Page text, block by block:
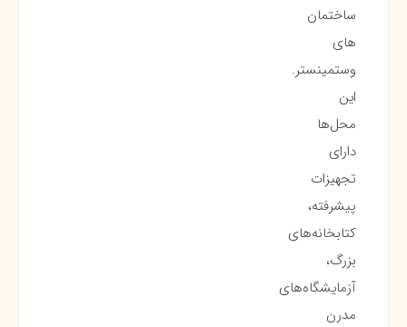
ساختمان
های
وستمینستر.
این
محل‌ها
دارای
تجهیزات
پیشرفته،
کتابخانه‌های
بزرگ،
آزمایشگاه‌های
مدرن